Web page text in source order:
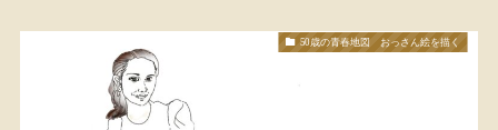
50歳の青春地図 おっさん絵を描く